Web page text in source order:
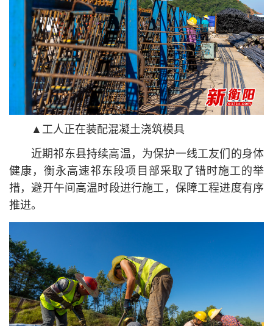
▲工人正在装配混凝土浇筑模具
近期祁东县持续高温，为保护一线工友们的身体
健康，衡永高速祁东段项目部采取了错时施工的举
措，避开午间高温时段进行施工，保障工程进度有序
推进。